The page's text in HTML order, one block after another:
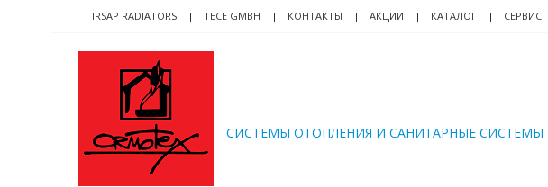
navigation
content
IRSAP RADIATORS TECE GMBH КОНТАКТЫ АКЦИИ КАТАЛОГ СЕРВИС
CИСТЕМЫ ОТОПЛЕНИЯ И САНИТАРНЫЕ СИСТЕМЫ